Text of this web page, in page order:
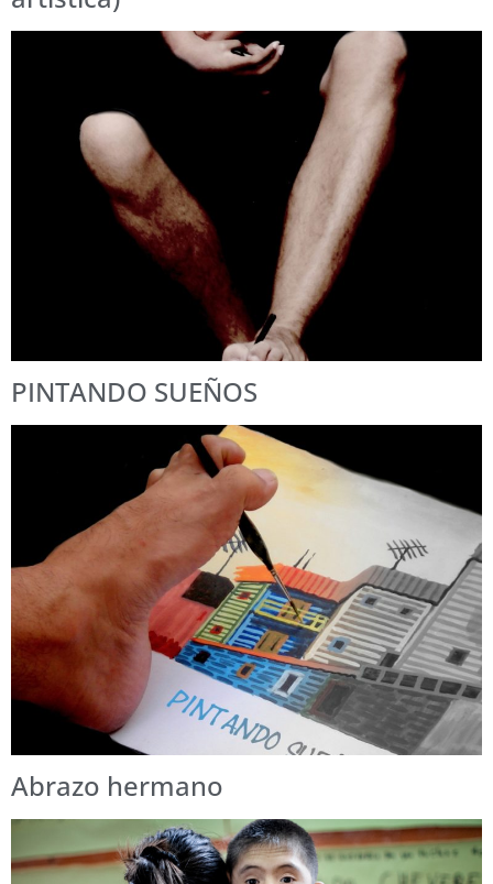
PINTANDO SUEÑOS
Abrazo hermano